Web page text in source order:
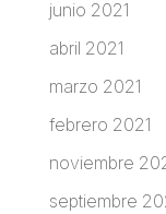
junio 2021
abril 2021
marzo 2021
febrero 2021
noviembre
septiembre